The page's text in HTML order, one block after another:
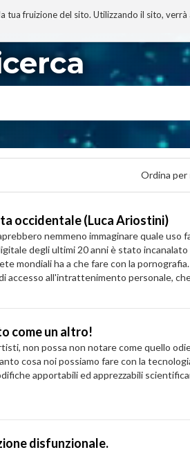
fruizione del sito. Utilizzando il sito,
LIBRI PROGETTO
Ordina per
occidentale (Luca Ariostini)
nemmeno immaginare quale uso
degli ultimi 20 anni è stato
ha a che fare con la
accesso all'intrattenimento personale,
come un altro!
non possa non notare come quello
cosa noi possiamo fare con la
apportabili ed apprezzabili
disfunzionale.